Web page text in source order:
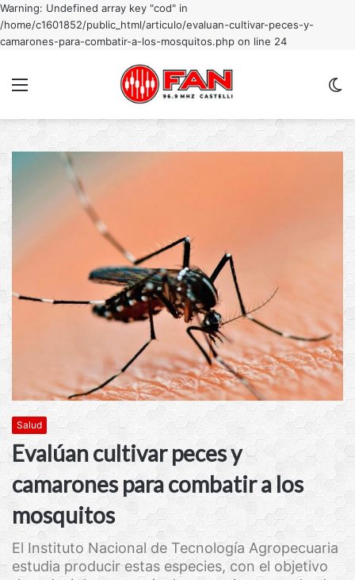
Warning: Undefined array key "cod" in
/home/c1601852/public_html/articulo/evaluan-cultivar-peces-y-
camarones-para-combatir-a-los-mosquitos.php on line 24
Salud
Evalúan cultivar peces y
camarones para combatir a los
mosquitos
El Instituto Nacional de Tecnología Agropecuaria
estudia producir estas especies, con el objetivo